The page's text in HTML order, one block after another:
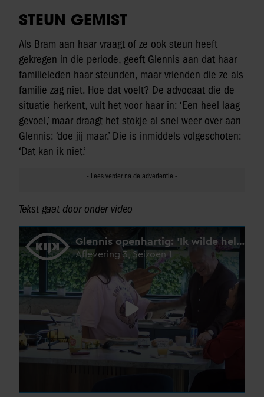
STEUN GEMIST
Als Bram aan haar vraagt of ze ook steun heeft
gekregen in die periode, geeft Glennis aan dat haar
familieleden haar steunden, maar vrienden die ze als
familie zag niet. Hoe dat voelt? De advocaat die de
situatie herkent, vult het voor haar in: ‘Een heel laag
gevoel,’ maar draagt het stokje al snel weer over aan
Glennis: ‘doe jij maar.’ Die is inmiddels volgeschoten:
‘Dat kan ik niet.’
Tekst gaat door onder video